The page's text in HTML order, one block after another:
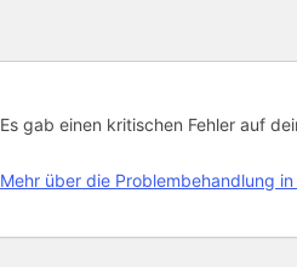
Es gab einen kritischen Fehler auf
Mehr über die Problembehandlung